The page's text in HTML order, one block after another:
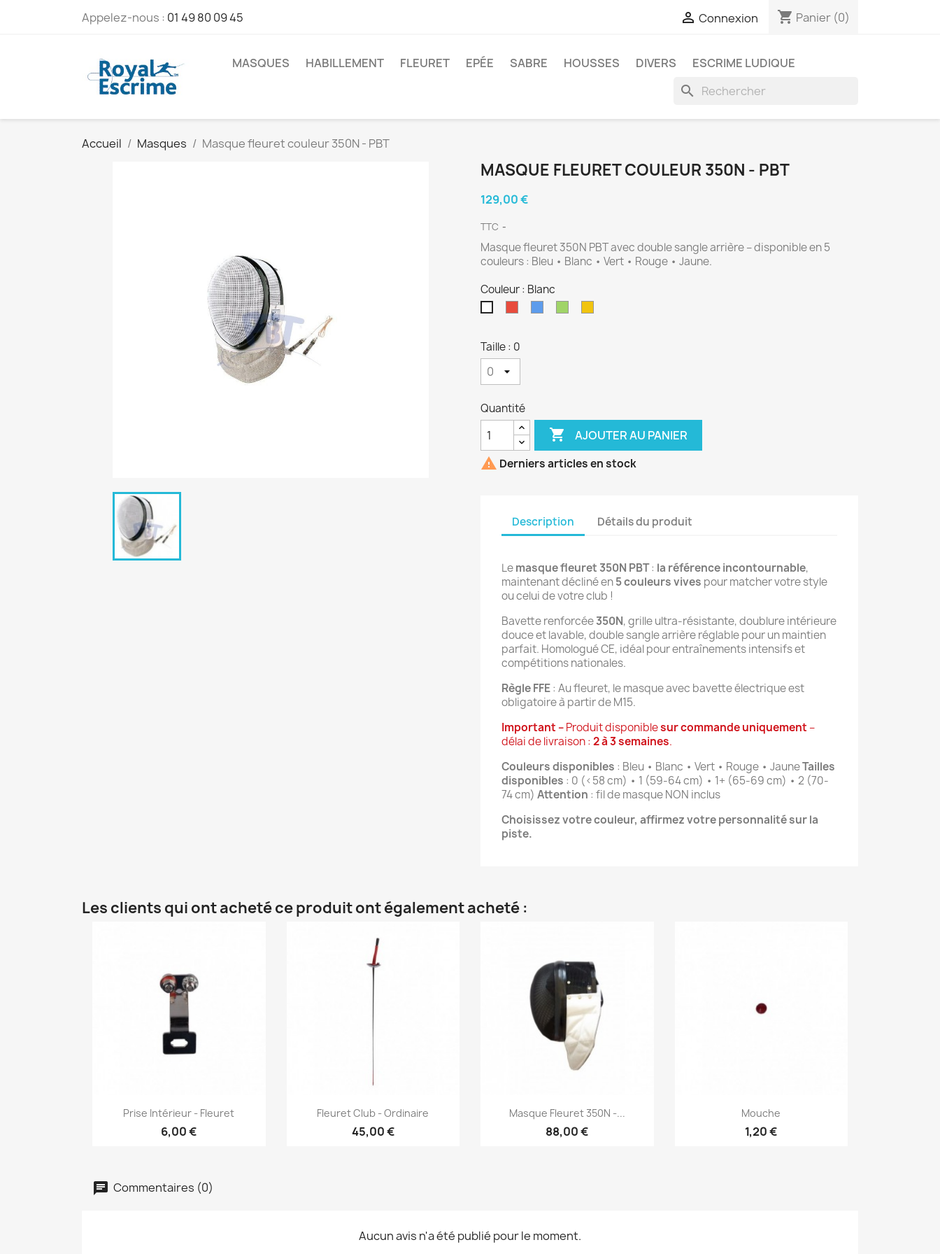
Appelez-nous : 01 49 80 09 45  Connexion shopping_cart Panier (0)
MASQUES HABILLEMENT FLEURET EPÉE SABRE HOUSSES DIVERS ESCRIME LUDIQUE
search
Accueil Masques Masque fleuret couleur 350N - PBT
MASQUE FLEURET COULEUR 350N - PBT
129,00 €
TTC
Masque fleuret 350N PBT avec double sangle arrière – disponible en 5
couleurs : Bleu • Blanc • Vert • Rouge • Jaune.
Couleur : Blanc
Taille : 0
Quantité
 AJOUTER AU PANIER
 Derniers articles en stock
Description Détails du produit
Le masque fleuret 350N PBT : la référence incontournable,
maintenant décliné en 5 couleurs vives pour matcher votre style
ou celui de votre club !
Bavette renforcée 350N, grille ultra-résistante, doublure intérieure
douce et lavable, double sangle arrière réglable pour un maintien
parfait. Homologué CE, idéal pour entraînements intensifs et
compétitions nationales.
Règle FFE : Au fleuret, le masque avec bavette électrique est
obligatoire à partir de M15.
Important – Produit disponible sur commande uniquement –
délai de livraison : 2 à 3 semaines.
Couleurs disponibles : Bleu • Blanc • Vert • Rouge • Jaune Tailles
disponibles : 0 (<58 cm) • 1 (59-64 cm) • 1+ (65-69 cm) • 2 (70-
74 cm) Attention : fil de masque NON inclus
Choisissez votre couleur, affirmez votre personnalité sur la
piste.
Les clients qui ont acheté ce produit ont également acheté :
 Aperçu rapide
Prise Intérieur - Fleuret
6,00 €
Aperçu rapide
Fleuret Club - Ordinaire
45,00 €
Aperçu rapide
Masque Fleuret 350N -...
88,00 €
Aperçu rapide
Mouche
1,20 €
Commentaires (0)
Aucun avis n'a été publié pour le moment.